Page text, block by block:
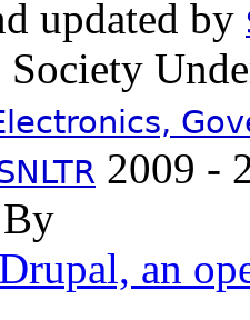
updated by
Society
2009 -